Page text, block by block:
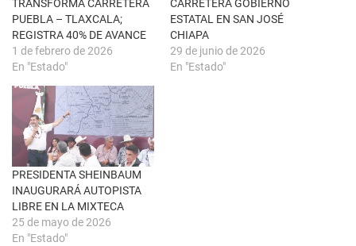
a
n
a
n
u
e
v
)
S
e
a
b
r
u
n
a
v
e
n
t
a
n
n
u
e
v
TRANSFORMA CARRETERA
PUEBLA – TLAXCALA;
REGISTRA 40% DE AVANCE
1 de febrero de 2026
En "Estado"
CARRETERA GOBIERNO
ESTATAL EN SAN JOSÉ
CHIAPA
29 de junio de 2026
En "Estado"
PRESIDENTA SHEINBAUM
INAUGURARÁ AUTOPISTA
LIBRE EN LA MIXTECA
25 de mayo de 2026
En "Estado"